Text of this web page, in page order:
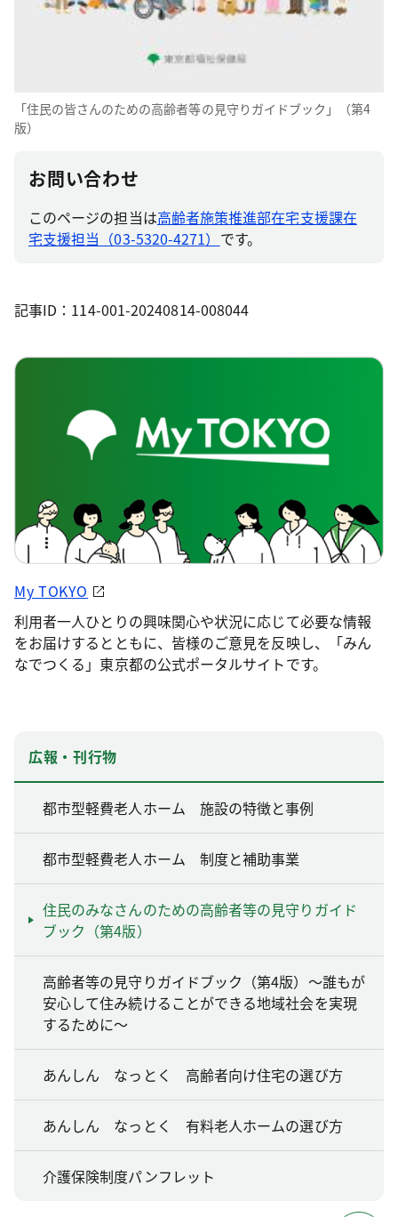
「住民の皆さんのための高齢者等の見守りガイドブック」（第4
版）
お問い合わせ
このページの担当は高齢者施策推進部在宅支援課在
宅支援担当（03-5320-4271） です。
記事ID：114-001-20240814-008044
My TOKYO
利用者一人ひとりの興味関心や状況に応じて必要な情報
をお届けするとともに、皆様のご意見を反映し、「みん
なでつくる」東京都の公式ポータルサイトです。
広報・刊行物
都市型軽費老人ホーム 施設の特徴と事例
都市型軽費老人ホーム 制度と補助事業
住民のみなさんのための高齢者等の見守りガイド
ブック（第4版）
高齢者等の見守りガイドブック（第4版）～誰もが
安心して住み続けることができる地域社会を実現
するために～
あんしん なっとく 高齢者向け住宅の選び方
あんしん なっとく 有料老人ホームの選び方
介護保険制度パンフレット